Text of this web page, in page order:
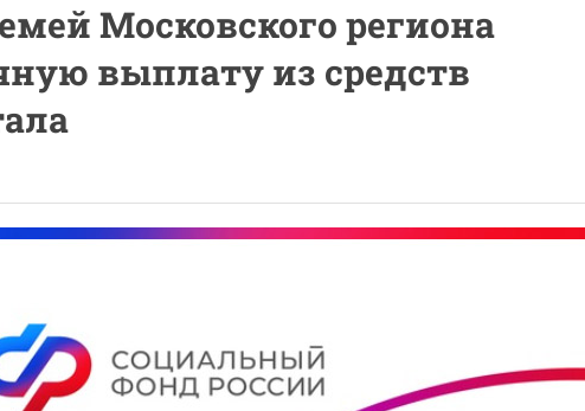
Московского региона
выплату из средств